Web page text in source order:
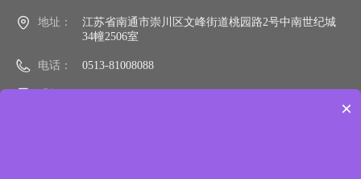
地址：
江苏省南通市崇川区文峰街道桃园路2号中南世纪城
34幢2506室
电话： 0513-81008088
×